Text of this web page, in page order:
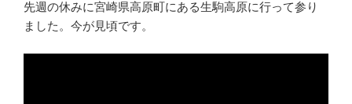
先週の休みに宮崎県高原町にある生駒高原に行って参り
ました。今が見頃です。